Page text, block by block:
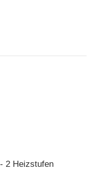
2 Heizstufen